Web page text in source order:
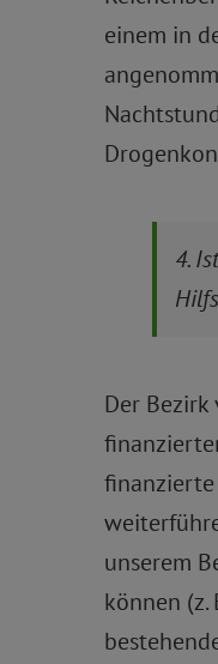
einem in
4.
Der
finanzierte
unserem
können (z.